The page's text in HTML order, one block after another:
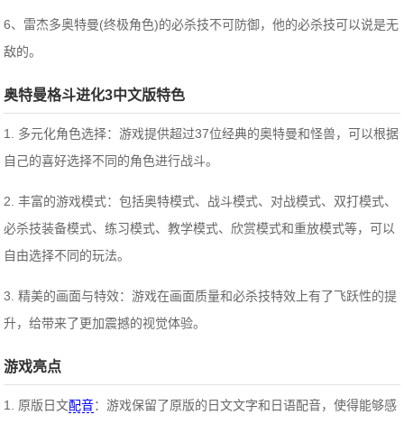
6、雷杰多奥特曼(终极角色)的必杀技不可防御，他的必杀技可以说是无
敌的。
奥特曼格斗进化3中文版特色
1. 多元化角色选择：游戏提供超过37位经典的奥特曼和怪兽，可以根据
自己的喜好选择不同的角色进行战斗。
2. 丰富的游戏模式：包括奥特模式、战斗模式、对战模式、双打模式、
必杀技装备模式、练习模式、教学模式、欣赏模式和重放模式等，可以
自由选择不同的玩法。
3. 精美的画面与特效：游戏在画面质量和必杀技特效上有了飞跃性的提
升，给带来了更加震撼的视觉体验。
游戏亮点
1. 原版日文配音：游戏保留了原版的日文文字和日语配音，使得能够感